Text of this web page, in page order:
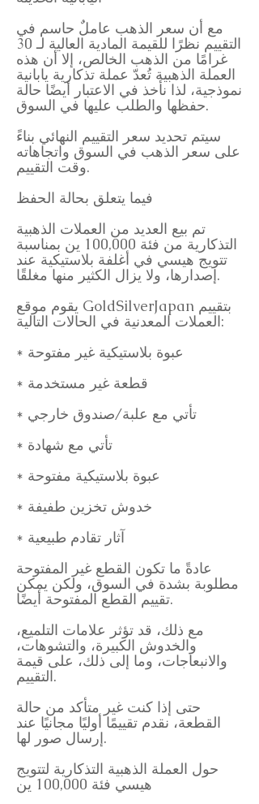
مع أن سعر الذهب عاملٌ حاسم في
التقييم نظرًا للقيمة المادية العالية لـ 30
غرامًا من الذهب الخالص، إلا أن هذه
العملة الذهبية تُعدّ عملة تذكارية يابانية
نموذجية، لذا نأخذ في الاعتبار أيضًا حالة
حفظها والطلب عليها في السوق.
سيتم تحديد سعر التقييم النهائي بناءً
على سعر الذهب في السوق واتجاهاته
وقت التقييم.
فيما يتعلق بحالة الحفظ
تم بيع العديد من العملات الذهبية
التذكارية من فئة 100,000 ين بمناسبة
تتويج هيسي في أغلفة بلاستيكية عند
إصدارها، ولا يزال الكثير منها مغلقًا.
يقوم موقع GoldSilverJapan بتقييم
العملات المعدنية في الحالات التالية:
* عبوة بلاستيكية غير مفتوحة
* قطعة غير مستخدمة
* تأتي مع علبة/صندوق خارجي
* تأتي مع شهادة
* عبوة بلاستيكية مفتوحة
* خدوش تخزين طفيفة
* آثار تقادم طبيعية
عادةً ما تكون القطع غير المفتوحة
مطلوبة بشدة في السوق، ولكن يمكن
تقييم القطع المفتوحة أيضًا.
مع ذلك، قد تؤثر علامات التلميع،
والخدوش الكبيرة، والتشوهات،
والانبعاجات، وما إلى ذلك، على قيمة
التقييم.
حتى إذا كنت غير متأكد من حالة
القطعة، نقدم تقييمًا أوليًا مجانيًا عند
إرسال صور لها.
حول العملة الذهبية التذكارية لتتويج
هيسي فئة 100,000 ين